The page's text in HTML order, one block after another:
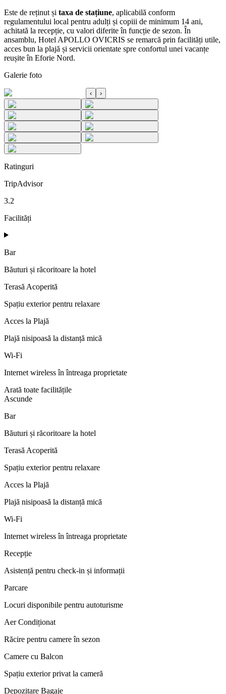
Este de reținut și taxa de stațiune, aplicabilă conform
regulamentului local pentru adulți și copiii de minimum 14 ani,
achitată la recepție, cu valori diferite în funcție de sezon. În
ansamblu, Hotel APOLLO OVICRIS se remarcă prin facilități utile,
acces bun la plajă și servicii orientate spre confortul unei vacanțe
reușite în Eforie Nord.
Galerie foto
‹ ›
Ratinguri
TripAdvisor
3.2
Facilități
Bar
Băuturi și răcoritoare la hotel
Terasă Acoperită
Spațiu exterior pentru relaxare
Acces la Plajă
Plajă nisipoasă la distanță mică
Wi-Fi
Internet wireless în întreaga proprietate
Arată toate facilitățile
Ascunde
Bar
Băuturi și răcoritoare la hotel
Terasă Acoperită
Spațiu exterior pentru relaxare
Acces la Plajă
Plajă nisipoasă la distanță mică
Wi-Fi
Internet wireless în întreaga proprietate
Recepție
Asistență pentru check-in și informații
Parcare
Locuri disponibile pentru autoturisme
Aer Condiționat
Răcire pentru camere în sezon
Camere cu Balcon
Spațiu exterior privat la cameră
Depozitare Bagaje